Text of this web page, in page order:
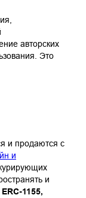
авторских
Это
и продаются с
и
и
1155,